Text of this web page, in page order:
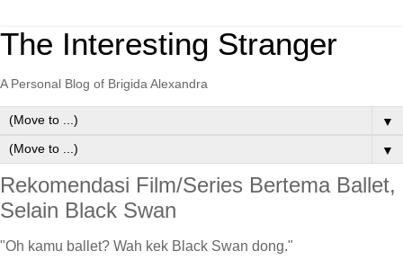
The Interesting Stranger
A Personal Blog of Brigida Alexandra
▼
▼
Rekomendasi Film/Series Bertema Ballet,
Selain Black Swan
"Oh kamu ballet? Wah kek Black Swan dong."